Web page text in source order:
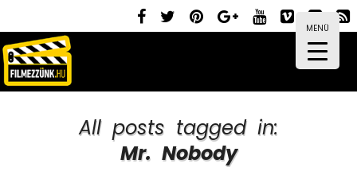
MENÜ
All posts tagged in:
Mr. Nobody